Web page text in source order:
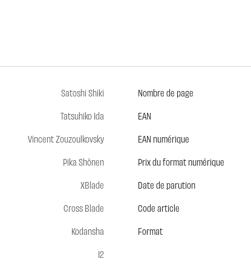
Satoshi Shiki
Tatsuhiko Ida
Vincent Zouzoulkovsky
Pika Shônen
XBlade
Cross Blade
Kodansha
12
Nombre de page
EAN
EAN numérique
Prix du format numérique
Date de parution
Code article
Format